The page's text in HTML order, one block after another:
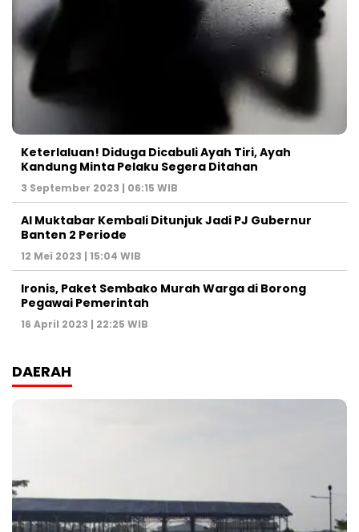
Keterlaluan! Diduga Dicabuli Ayah Tiri, Ayah
Kandung Minta Pelaku Segera Ditahan
3 September 2023 | 06:15 WIB
Al Muktabar Kembali Ditunjuk Jadi PJ Gubernur
Banten 2 Periode
12 Mei 2023 | 15:04 WIB
Ironis, Paket Sembako Murah Warga di Borong
Pegawai Pemerintah
16 April 2023 | 22:25 WIB
DAERAH